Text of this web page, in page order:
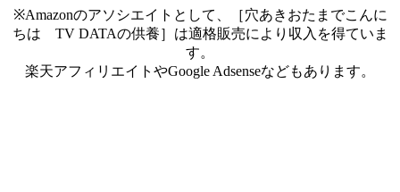
※Amazonのアソシエイトとして、［穴あきおたまでこんに
ちは TV DATAの供養］は適格販売により収入を得ていま
す。
楽天アフィリエイトやGoogle Adsenseなどもあります。